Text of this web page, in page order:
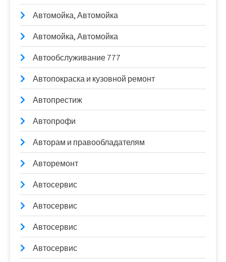
Автомойка, Автомойка
Автомойка, Автомойка
Автообслуживание 777
Автопокраска и кузовной ремонт
Автопрестиж
Автопрофи
Авторам и правообладателям
Авторемонт
Автосервис
Автосервис
Автосервис
Автосервис